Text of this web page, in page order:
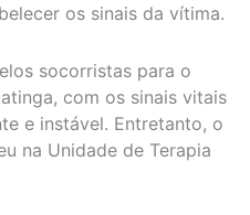
os sinais da vítima.
socorristas para o
com os sinais vitais
e instável. Entretanto, o
na Unidade de Terapia